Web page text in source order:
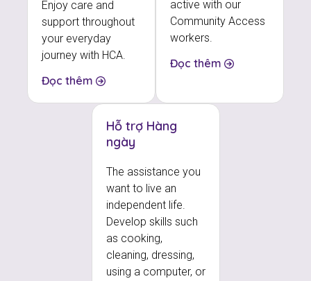
Enjoy care and
support throughout
your everyday
journey with HCA.
Đọc thêm
active with our
Community Access
workers.
Đọc thêm
Hỗ trợ Hàng
ngày
The assistance you
want to live an
independent life.
Develop skills such
as cooking,
cleaning, dressing,
using a computer, or